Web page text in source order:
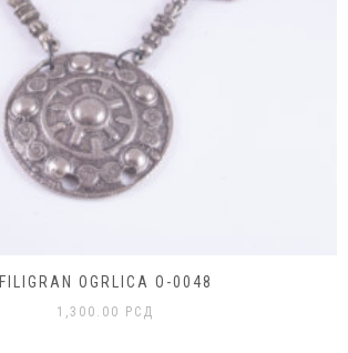
FILIGRAN OGRLICA O-0048
1,300.00 РСД